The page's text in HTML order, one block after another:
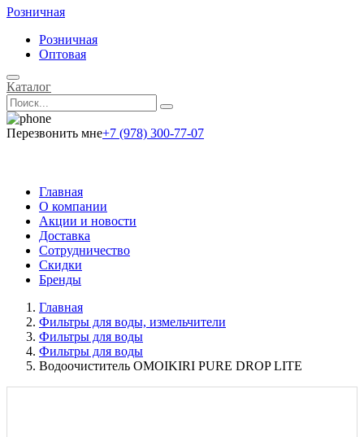
Розничная
Розничная
Оптовая
Каталог
Перезвонить мне+7 (978) 300-77-07
Главная
О компании
Акции и новости
Доставка
Сотрудничество
Скидки
Бренды
Главная
Фильтры для воды, измельчители
Фильтры для воды
Фильтры для воды
Водоочиститель OMOIKIRI PURE DROP LITE